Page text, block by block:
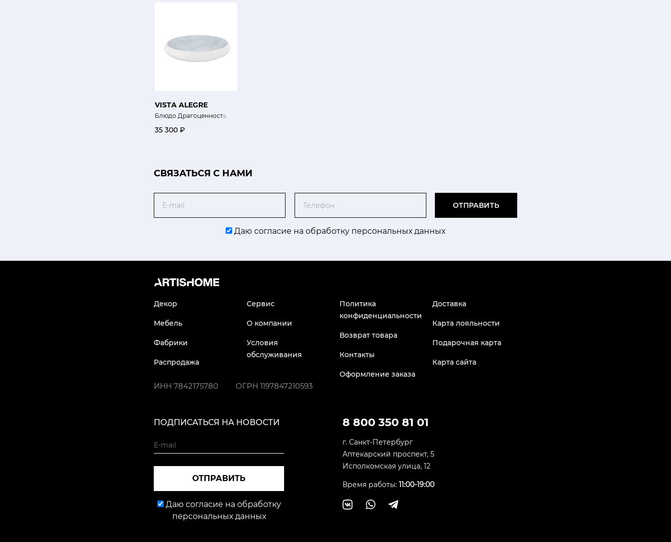
VISTA ALEGRE
Блюдо Драгоценность
35 300 ₽
CВЯЗАТЬСЯ С НАМИ
ОТПРАВИТЬ
Даю согласие на обработку персональных данных
Декор
Мебель
Фабрики
Распродажа
Сервис
О компании
Условия
обслуживания
Политика
конфиденциальности
Возврат товара
Контакты
Оформление заказа
Доставка
Карта лояльности
Подарочная карта
Карта сайта
ИНН 7842175780 ОГРН 1197847210593
8 800 350 81 01
г. Санкт-Петербург
Аптекарский проспект, 5
Исполкомская улица, 12
Время работы: 11:00-19:00
ПОДПИСАТЬСЯ НА НОВОСТИ
ОТПРАВИТЬ
Даю согласие на обработку
персональных данных